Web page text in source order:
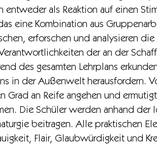
entweder als Reaktion auf einen
eine Kombination aus
erforschen und analysieren
der an der
des gesamten Lehrplans
in der Außenwelt herausfordern.
Grad an Reife angehen und
Die Schüler werden anhand der
beitragen. Alle praktischen
Flair, Glaubwürdigkeit und